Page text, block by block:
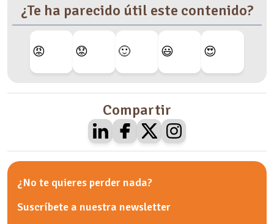
¿Te ha parecido útil este contenido?
😡 😟 🙂 😃 😍
Compartir
¿No te quieres perder nada?
Suscríbete a nuestra newsletter